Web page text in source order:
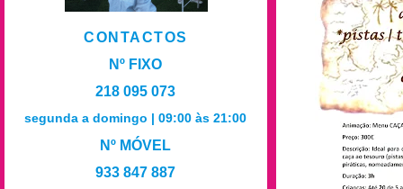
CONTACTOS
Nº FIXO
218 095 073
segunda a domingo | 09:00 às 21:00
Nº MÓVEL
933 847 887